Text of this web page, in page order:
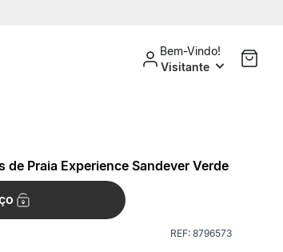
Bem-Vindo!
Visitante
Praia Experience Sandever Verde
REF: 8796573